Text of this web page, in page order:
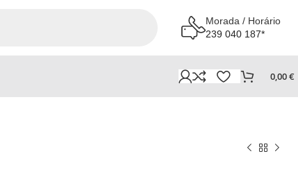
Morada / Horário
239 040 187*
0,00€